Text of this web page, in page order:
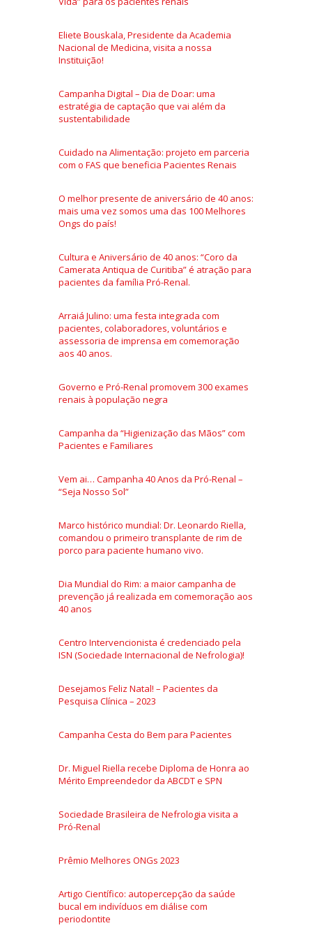
Eliete Bouskala, Presidente da Academia
Nacional de Medicina, visita a nossa
Instituição!
Campanha Digital – Dia de Doar: uma
estratégia de captação que vai além da
sustentabilidade
Cuidado na Alimentação: projeto em parceria
com o FAS que beneficia Pacientes Renais
O melhor presente de aniversário de 40 anos:
mais uma vez somos uma das 100 Melhores
Ongs do país!
Cultura e Aniversário de 40 anos: “Coro da
Camerata Antiqua de Curitiba” é atração para
pacientes da família Pró-Renal.
Arraiá Julino: uma festa integrada com
pacientes, colaboradores, voluntários e
assessoria de imprensa em comemoração
aos 40 anos.
Governo e Pró-Renal promovem 300 exames
renais à população negra
Campanha da “Higienização das Mãos” com
Pacientes e Familiares
Vem ai… Campanha 40 Anos da Pró-Renal –
“Seja Nosso Sol”
Marco histórico mundial: Dr. Leonardo Riella,
comandou o primeiro transplante de rim de
porco para paciente humano vivo.
Dia Mundial do Rim: a maior campanha de
prevenção já realizada em comemoração aos
40 anos
Centro Intervencionista é credenciado pela
ISN (Sociedade Internacional de Nefrologia)!
Desejamos Feliz Natal! – Pacientes da
Pesquisa Clínica – 2023
Campanha Cesta do Bem para Pacientes
Dr. Miguel Riella recebe Diploma de Honra ao
Mérito Empreendedor da ABCDT e SPN
Sociedade Brasileira de Nefrologia visita a
Pró-Renal
Prêmio Melhores ONGs 2023
Artigo Científico: autopercepção da saúde
bucal em indivíduos em diálise com
periodontite